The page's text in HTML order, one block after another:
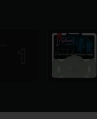
Colikare 1 liter - Tilskud mod gas og ubehag i maven til heste